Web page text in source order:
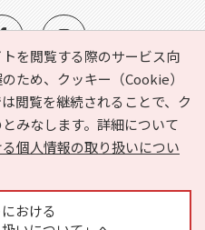
を閲覧する際のサービス向
ため、クッキー（Cookie）
閲覧を継続されることで、ク
みなします。詳細について
る個人情報の取り扱いについ
おける
お気に入り
ヘルプ
について
運営会社
関するお問い合わせ